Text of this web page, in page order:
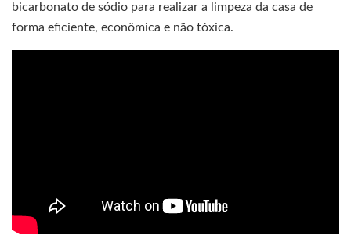
bicarbonato de sódio para realizar a limpeza da casa de
forma eficiente, econômica e não tóxica.